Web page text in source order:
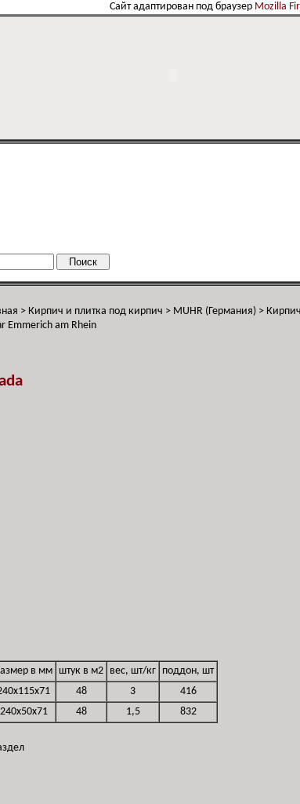
Сайт адаптирован под браузер Mozilla
> Кирпич и плитка под кирпич > MUHR (Германия) >
Emmerich am Rhein
в мм штук в м2 вес, шт/кг поддон, шт
48 3
416
240x50x71 48 1,5 832